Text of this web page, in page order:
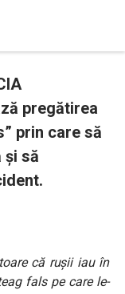
pregătirea
prin care să
și să
că rușii iau în
fals pe care le-